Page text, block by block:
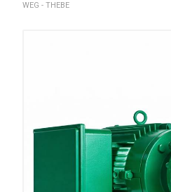
WEG - THEBE